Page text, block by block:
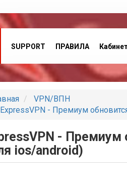
SUPPORT ПРАВИЛА
VPN/ВПН
ExpressVPN - Премиум
- Премиум
ios/android)